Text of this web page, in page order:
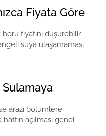
Fiyata Göre
fiyatını düşürebilir.
suya ulaşamaması
Sulamaya
arazi bölümlere
hattın açılması genel